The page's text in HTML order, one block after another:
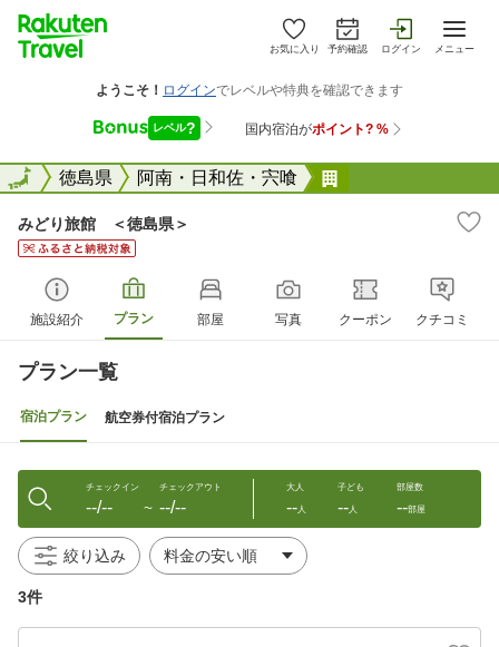
お気に入り 予約確認 ログイン メニュー
全国徳島県 阿南・日和佐・宍喰
全国
みどり旅館 ＜徳島県＞
施設紹介 プラン 部屋 写真 クーポン クチコミ
プラン一覧
宿泊プラン 航空券付宿泊プラン
チェックイン
--/-- 〜
チェックアウト
--/--
大人
--人
子ども
--人
部屋数
--部屋
絞り込み
3件